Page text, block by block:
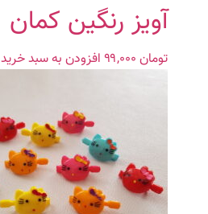
آویز رنگین کمان
تومان افزودن به سبد خرید